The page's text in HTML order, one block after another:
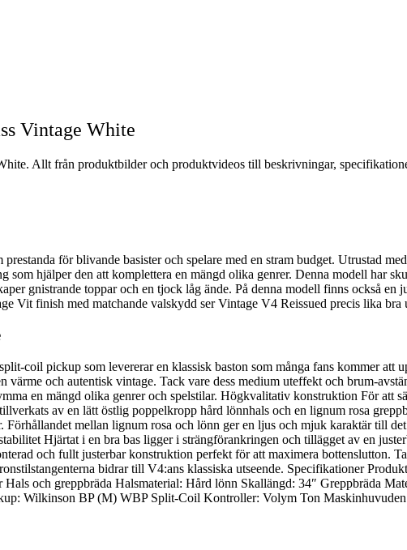
Vintage White
Allt från produktbilder och produktvideos till beskrivningar,
för blivande basister och spelare med en stram budget. Utrustad
som hjälper den att komplettera en mängd olika genrer. Denna modell har
gnistrande toppar och en tjock låg ände. På denna modell finns också en
Vit finish med matchande valskydd ser Vintage V4 Reissued precis lika bra
coil pickup som levererar en klassisk baston som många fans kommer att
och autentisk vintage. Tack vare dess medium uteffekt och brum-
en mängd olika genrer och spelstilar. Högkvalitativ konstruktion För att
av en lätt östlig poppelkropp hård lönnhals och en lignum rosa
mellan lignum rosa och lönn ger en ljus och mjuk karaktär till
Hjärtat i en bra bas ligger i strängförankringen och tillägget av en
och fullt justerbar konstruktion perfekt för att maximera bottenslutton.
bidrar till V4:ans klassiska utseende. Specifikationer
och greppbräda Halsmaterial: Hård lönn Skallängd: 34″ Greppbräda
Wilkinson BP (M) WBP Split-Coil Kontroller: Volym Ton